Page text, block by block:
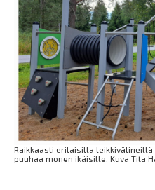
Raikkaasti erilaisilla
puuhaa monen ikäisille. Kuva Tita